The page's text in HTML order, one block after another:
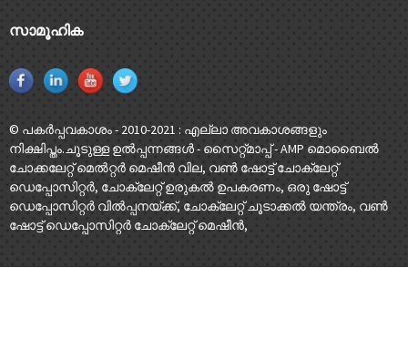
സാമൂഹിക
© പകർപ്പവകാശം - 2010-2021 : എല്ലാ അവകാശങ്ങളും
നിക്ഷിപ്തം.ചൂടുള്ള ഉൽപ്പന്നങ്ങൾ- സൈറ്റ്മാപ്പ്-AMP മൊബൈൽ
ചോക്കലേറ്റ് മെൽറ്റർ മെഷീൻ വില, വൺ ഷോട്ട് ചോക്ലേറ്റ്
ഡെപ്പോസിറ്റർ, ചോക്ലേറ്റ് ഉരുകൽ ഉപകരണം, ഒരു ഷോട്ട്
ഡെപ്പോസിറ്റർ വിൽപ്പനയ്ക്ക്, ചോക്ലേറ്റ് ചൂടാക്കൽ യന്ത്രം, വൺ
ഷോട്ട് ഡെപ്പോസിറ്റർ ചോക്ലേറ്റ് മെഷീൻ,